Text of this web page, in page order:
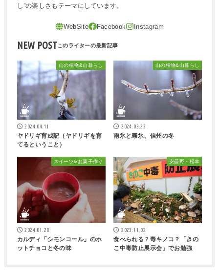
し”の楽しさもテーマにしています。
NEW POST
山の植物&山暮らし
2024.04.11
ヤドリギ育成記（ヤドリギを育
てるということ）
山の植物&山暮らし
2024.03.23
雨氷と霧氷、信州の冬
スイーツ&お菓子作り
2024.01.28
カルディ「シモンコール」のホ
ットチョコと冬の味
安曇野・松本
2023.11.02
食べられる？毒キノコ？「きの
こ中毒防止展示会」でお勉強